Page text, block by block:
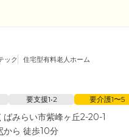
ック 住宅型有料老人ホーム
要支援1•2 要介護1〜5
ばみらい市紫峰ヶ丘2-20-1
から 徒歩10分